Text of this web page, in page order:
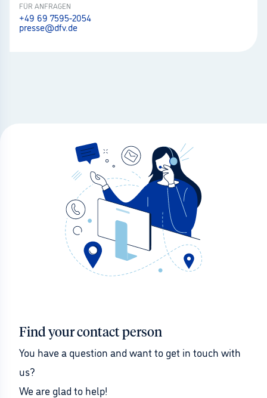
FÜR ANFRAGEN
+49 69 7595-2054
presse@dfv.de
Find your contact person
You have a question and want to get in touch with
us?
We are glad to help!